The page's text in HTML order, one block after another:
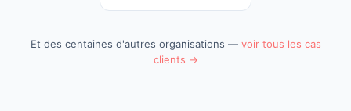
Et des centaines d'autres organisations — voir tous les cas
clients →